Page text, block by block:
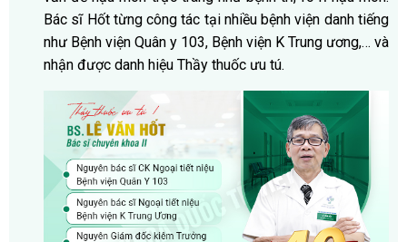
Bác sĩ Hốt từng công tác tại nhiều bệnh viện danh tiếng
như Bệnh viện Quân y 103, Bệnh viện K Trung ương,… và
nhận được danh hiệu Thầy thuốc ưu tú.